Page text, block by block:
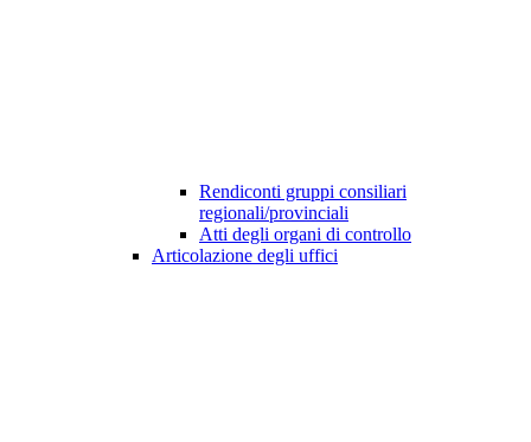
Rendiconti gruppi consiliari
regionali/provinciali
Atti degli organi di controllo
Articolazione degli uffici